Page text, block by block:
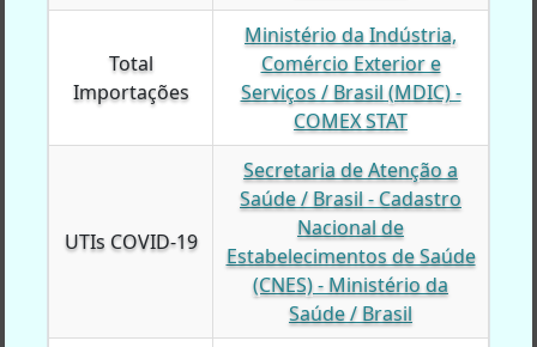
Total
Importações
Ministério da Indústria,
Comércio Exterior e
Serviços / Brasil (MDIC) -
COMEX STAT
UTIs COVID-19
Secretaria de Atenção a
Saúde / Brasil - Cadastro
Nacional de
Estabelecimentos de Saúde
(CNES) - Ministério da
Saúde / Brasil
Total
Importações
UTIs COVID-19